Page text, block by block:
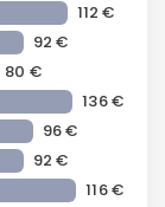
112 €
92 €
80 €
136 €
96 €
92 €
116 €